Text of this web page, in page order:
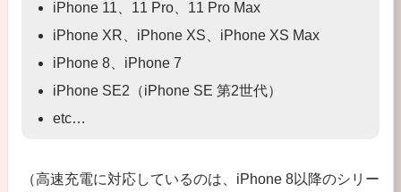
iPhone 11、11 Pro、11 Pro Max
iPhone XR、iPhone XS、iPhone XS Max
iPhone 8、iPhone 7
iPhone SE2（iPhone SE 第2世代）
etc…
（高速充電に対応しているのは、iPhone 8以降のシリー